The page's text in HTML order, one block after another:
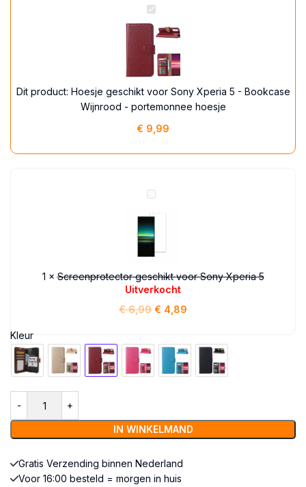
Hoesje
geschikt
voor
Sony
Xperia
-
Bookcase
Wijnrood
Dit product: Hoesje geschikt voor Sony Xperia 5 - Bookcase
Wijnrood - portemonnee hoesje
€ 9,99
Screenprotector
voor
Sony
Xperia
1 ×Screenprotector geschikt voor Sony Xperia 5
Uitverkocht
€6,99 € 4,89
Kleur
IN WINKELMAND
Gratis Verzending binnen Nederland
Voor 16:00 besteld = morgen in huis